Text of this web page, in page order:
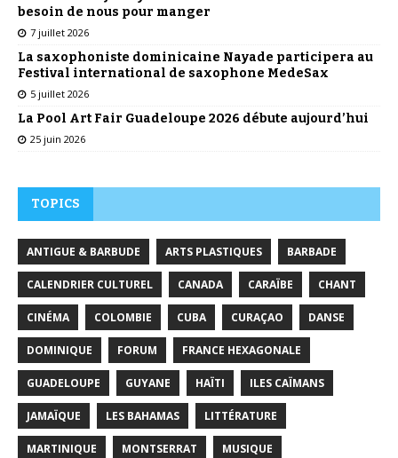
besoin de nous pour manger
7 juillet 2026
La saxophoniste dominicaine Nayade participera au
Festival international de saxophone MedeSax
5 juillet 2026
La Pool Art Fair Guadeloupe 2026 débute aujourd’hui
25 juin 2026
TOPICS
ANTIGUE & BARBUDE ARTS PLASTIQUES BARBADE
CALENDRIER CULTUREL CANADA CARAÏBE CHANT
CINÉMA COLOMBIE CUBA CURAÇAO DANSE
DOMINIQUE FORUM FRANCE HEXAGONALE
GUADELOUPE GUYANE HAÏTI ILES CAÏMANS
JAMAÏQUE LES BAHAMAS LITTÉRATURE
MARTINIQUE MONTSERRAT MUSIQUE